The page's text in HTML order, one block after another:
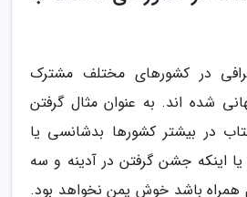
در کشورهای مختلف مشترک
شده اند. به عنوان مثال گرفتن
در بیشتر کشورها بدشانسی یا
اینکه جشن گرفتن در آدینه و سه
همراه باشد خوش یمن نخواهد بود.